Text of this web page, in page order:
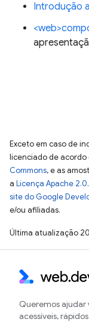
Introdução
Exceto em caso de
licenciado de acordo
Commons, e as
a Licença Apache 2.0
site do Google
e/ou afiliadas.
Última atualização
Queremos ajudar
acessíveis,